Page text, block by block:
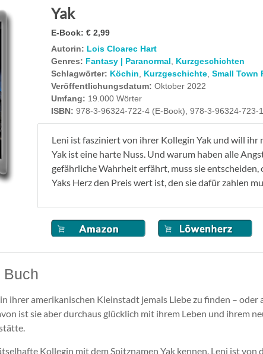
Yak
E-Book: € 2,99
Autorin: Lois Cloarec Hart
Genres: Fantasy | Paranormal
Kurzgeschichten
Schlagwörter: Köchin Kurzgeschichte, Small Town
Veröffentlichungsdatum: Oktober 2022
Umfang: 19.000 Wörter
ISBN: 978-3-96324-722-4 (E-Book), 978-3-96324-723-
Leni ist fasziniert von ihrer Kollegin Yak und will ihr
Yak ist eine harte Nuss. Und warum haben alle
gefährliche Wahrheit erfährt, muss sie entscheiden,
Yaks Herz den Preis wert ist, den sie dafür zahlen
Buch
ihrer amerikanischen Kleinstadt jemals Liebe zu finden – oder
ist sie aber durchaus glücklich mit ihrem Leben und ihrem
Kollegin mit dem Spitznamen Yak kennen. Leni ist von